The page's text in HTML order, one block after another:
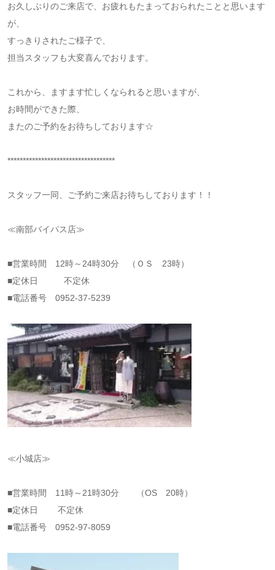
お久しぶりのご来店で、お疲れもたまっておられたことと思います
が、
すっきりされたご様子で、
担当スタッフも大変喜んでおります。
これから、ますます忙しくなられると思いますが、
お時間ができた際、
またのご予約をお待ちしております☆
***********************************
スタッフ一同、ご予約ご来店お待ちしております！！
≪南部バイパス店≫
■営業時間 12時～24時30分 （ＯＳ 23時）
■定休日 不定休
■電話番号 0952-37-5239
≪小城店≫
■営業時間 11時～21時30分 （OS 20時）
■定休日 不定休
■電話番号 0952-97-8059